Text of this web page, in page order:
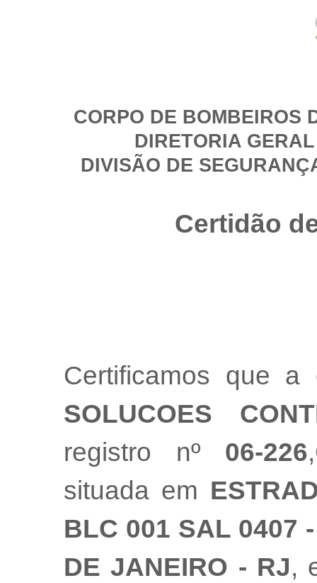
CORPO DE BOMBEIROS
DIRETORIA
DIVISÃO DE
Certidão
Certificamos que
SOLUCOES
registro nº 06-226
situada em
BLC 001 SAL 0407
DE JANEIRO - RJ,